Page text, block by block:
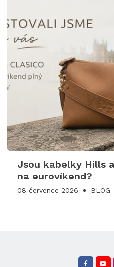
Jsou kabelky Hills
na eurovíkend?
08 července 2026 BLOG